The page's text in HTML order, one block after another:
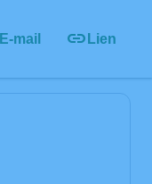
E-mail Lien